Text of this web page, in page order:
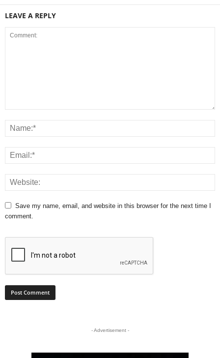
LEAVE A REPLY
Save my name, email, and website in this browser for the next time I
comment.
- Advertisement -